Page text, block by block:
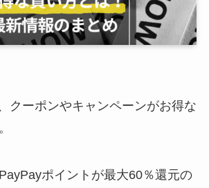
クーポンやキャンペーンがお得な
ポイントが最大60％還元の